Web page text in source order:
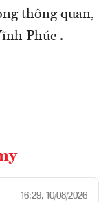
thông quan,
Phúc .
16:29, 10/08/2026